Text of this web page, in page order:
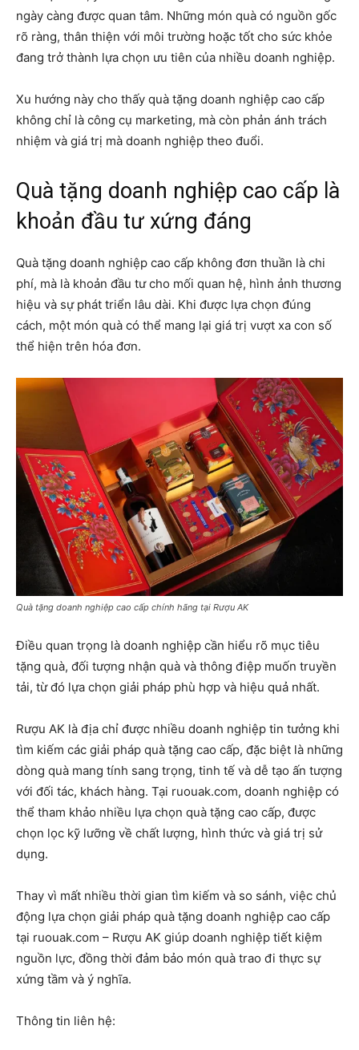
ngày càng được quan tâm. Những món quà có nguồn gốc
rõ ràng, thân thiện với môi trường hoặc tốt cho sức khỏe
đang trở thành lựa chọn ưu tiên của nhiều doanh nghiệp.
Xu hướng này cho thấy quà tặng doanh nghiệp cao cấp
không chỉ là công cụ marketing, mà còn phản ánh trách
nhiệm và giá trị mà doanh nghiệp theo đuổi.
Quà tặng doanh nghiệp cao cấp là
khoản đầu tư xứng đáng
Quà tặng doanh nghiệp cao cấp không đơn thuần là chi
phí, mà là khoản đầu tư cho mối quan hệ, hình ảnh thương
hiệu và sự phát triển lâu dài. Khi được lựa chọn đúng
cách, một món quà có thể mang lại giá trị vượt xa con số
thể hiện trên hóa đơn.
Quà tặng doanh nghiệp cao cấp chính hãng tại Rượu AK
Điều quan trọng là doanh nghiệp cần hiểu rõ mục tiêu
tặng quà, đối tượng nhận quà và thông điệp muốn truyền
tải, từ đó lựa chọn giải pháp phù hợp và hiệu quả nhất.
Rượu AK là địa chỉ được nhiều doanh nghiệp tin tưởng khi
tìm kiếm các giải pháp quà tặng cao cấp, đặc biệt là những
dòng quà mang tính sang trọng, tinh tế và dễ tạo ấn tượng
với đối tác, khách hàng. Tại ruouak.com, doanh nghiệp có
thể tham khảo nhiều lựa chọn quà tặng cao cấp, được
chọn lọc kỹ lưỡng về chất lượng, hình thức và giá trị sử
dụng.
Thay vì mất nhiều thời gian tìm kiếm và so sánh, việc chủ
động lựa chọn giải pháp quà tặng doanh nghiệp cao cấp
tại ruouak.com – Rượu AK giúp doanh nghiệp tiết kiệm
nguồn lực, đồng thời đảm bảo món quà trao đi thực sự
xứng tầm và ý nghĩa.
Thông tin liên hệ: